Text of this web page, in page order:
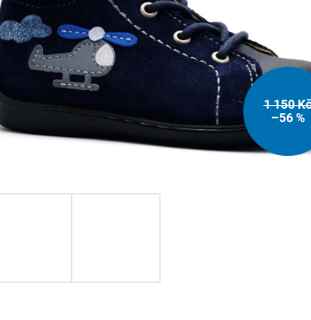
1 150 Kč
–56 %